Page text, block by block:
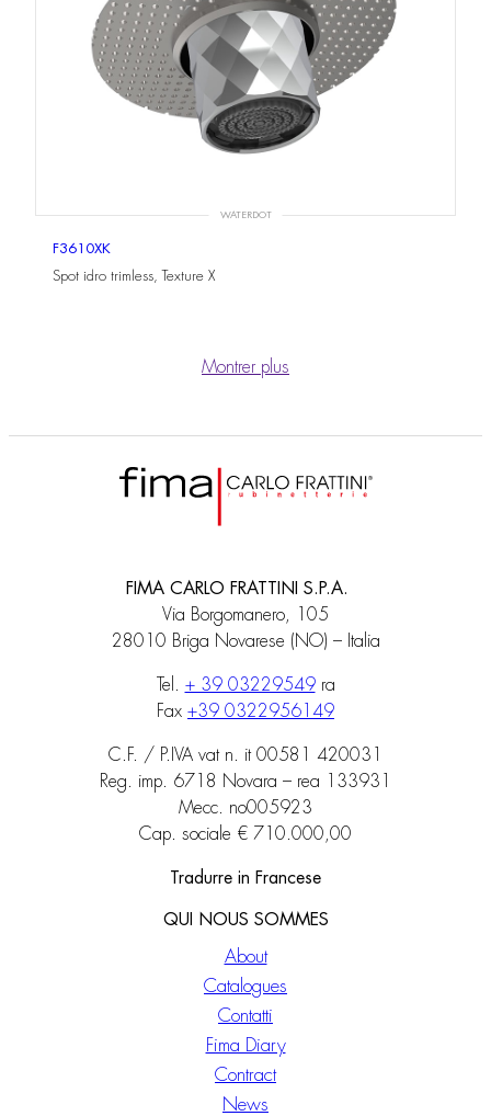
WATERDOT
F3610XK
Spot idro trimless, Texture X
Montrer plus
FIMA CARLO FRATTINI S.P.A.
Via Borgomanero, 105
28010 Briga Novarese (NO) – Italia
Tel. + 39 03229549ra
Fax +39 0322956149
C.F. / P.IVA vat n. it 00581 420031
Reg. imp. 6718 Novara – rea 133931
Mecc. no005923
Cap. sociale € 710.000,00
Tradurre in Francese
QUI NOUS SOMMES
About
Catalogues
Contatti
Fima Diary
Contract
News